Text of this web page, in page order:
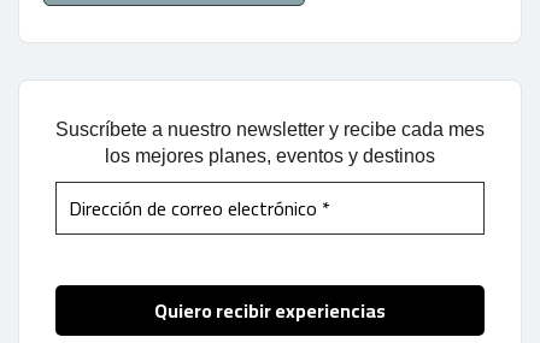
Suscríbete a nuestro newsletter y recibe cada mes
los mejores planes, eventos y destinos